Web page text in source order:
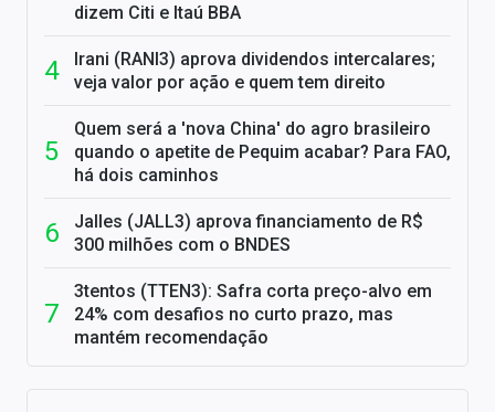
dizem Citi e Itaú BBA
Irani (RANI3) aprova dividendos intercalares;
veja valor por ação e quem tem direito
Quem será a 'nova China' do agro brasileiro
quando o apetite de Pequim acabar? Para FAO,
há dois caminhos
Jalles (JALL3) aprova financiamento de R$
300 milhões com o BNDES
3tentos (TTEN3): Safra corta preço-alvo em
24% com desafios no curto prazo, mas
mantém recomendação